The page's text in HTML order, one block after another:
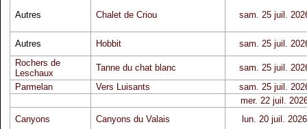
Autres Chalet de Criou sam. 25 juil.
Autres Hobbit
sam. 25 juil.
Rochers de
Leschaux
Tanne du chat blanc
sam. 25 juil.
Parmelan
Vers Luisants
sam. 25 juil.
mer. 22 juil.
Canyons
Canyons du Valais
lun. 20 juil. 2026